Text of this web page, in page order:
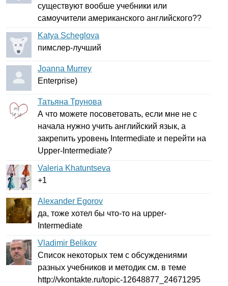
существуют вообше учебники или
самоучители американского английского??
Katya Scheglova
пимслер-лучший
Joanna Murrey
Enterprise)
Татьяна Трунова
А что можете посоветовать, если мне не с
начала нужно учить английский язык, а
закрепить уровень Intermediate и перейти на
Upper-Intermediate?
Valeria Khatuntseva
+1
Alexander Egorov
да, тоже хотел бы что-то на upper-
Intermediate
Vladimir Belikov
Список некоторых тем с обсуждениями
разных учебников и методик см. в теме
http://vkontakte.ru/topic-12648877_24671295